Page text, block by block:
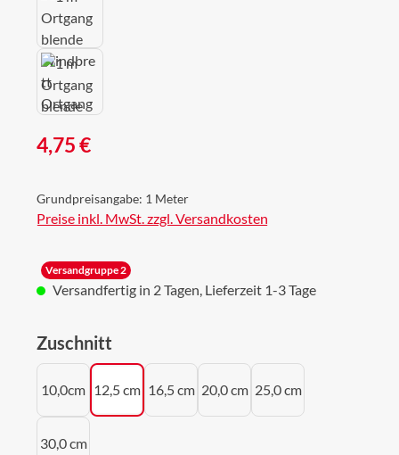
Regulärer Preis:
4,75 €
Grundpreisangabe: 1 Meter
Preise inkl. MwSt. zzgl. Versandkosten
Versandgruppe 2
Versandfertig in 2 Tagen, Lieferzeit 1-3 Tage
Zuschnitt
10,0cm 12,5 cm 16,5 cm 20,0 cm 25,0 cm
30,0 cm